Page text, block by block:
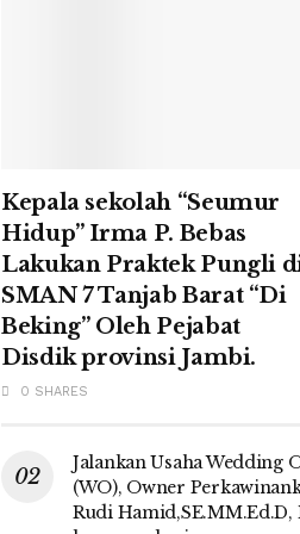
Kepala sekolah “Seumur
Hidup” Irma P. Bebas
Lakukan Praktek Pungli
SMAN 7 Tanjab Barat “Di
Beking” Oleh Pejabat
Disdik provinsi Jambi.
0 SHARES
Jalankan Usaha Wedding
(WO), Owner
Rudi Hamid,SE.MM.Ed.D,